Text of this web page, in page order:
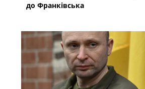
до Франківська